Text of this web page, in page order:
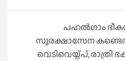
പഹൽഗാം
സുരക്ഷാസേന
വെടിവെയ്പ്പ്, രാത്രി